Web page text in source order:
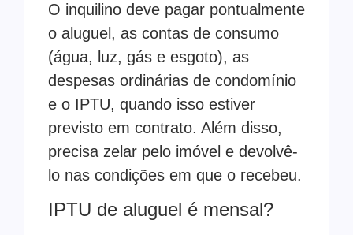
O inquilino deve pagar pontualmente
o aluguel, as contas de consumo
(água, luz, gás e esgoto), as
despesas ordinárias de condomínio
e o IPTU, quando isso estiver
previsto em contrato. Além disso,
precisa zelar pelo imóvel e devolvê-
lo nas condições em que o recebeu.
IPTU de aluguel é mensal?